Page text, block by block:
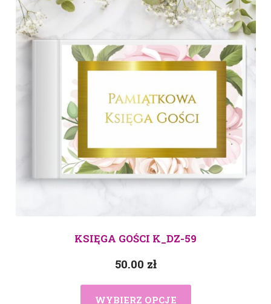
KSIĘGA GOŚCI K_DZ-59
50.00 zł
WYBIERZ OPCJE